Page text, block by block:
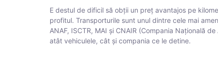
E destul de dificil să obții un preț avantajos pe
profitul. Transporturile sunt unul dintre cele mai
ANAF, ISCTR, MAI și CNAIR (Compania Națională
atât vehiculele, cât și compania ce le detine.